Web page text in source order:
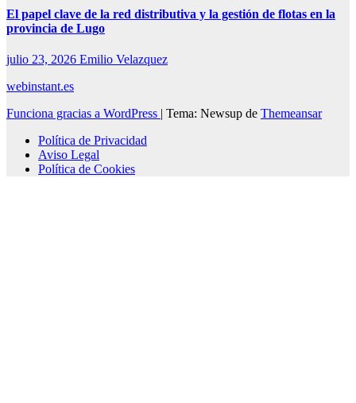
El papel clave de la red distributiva y la gestión de flotas en la
provincia de Lugo
julio 23, 2026 Emilio Velazquez
webinstant.es
Funciona gracias a WordPress | Tema: Newsup de Themeansar
Política de Privacidad
Aviso Legal
Política de Cookies